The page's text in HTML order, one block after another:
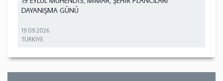
DAYANIŞMA GÜNÜ
19.09.2026
TÜRKİYE